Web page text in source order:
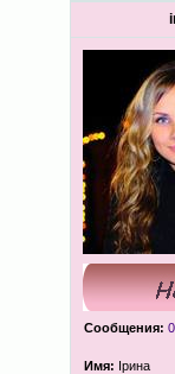
Сообщения: 0
Имя: Ірина